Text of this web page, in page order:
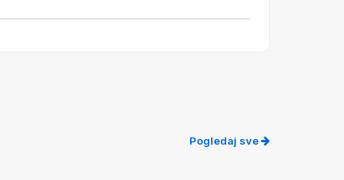
Pogledaj sve